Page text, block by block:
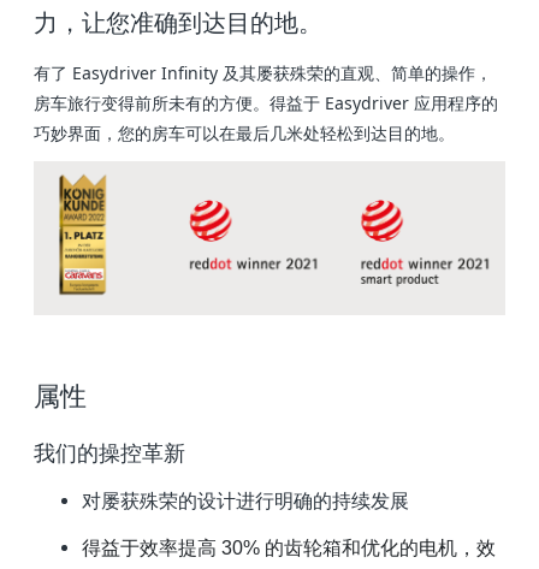
力，让您准确到达目的地。
有了 Easydriver Infinity 及其屡获殊荣的直观、简单的操作，
房车旅行变得前所未有的方便。得益于 Easydriver 应用程序的
巧妙界面，您的房车可以在最后几米处轻松到达目的地。
属性
我们的操控革新
对屡获殊荣的设计进行明确的持续发展
得益于效率提高 30% 的齿轮箱和优化的电机，效